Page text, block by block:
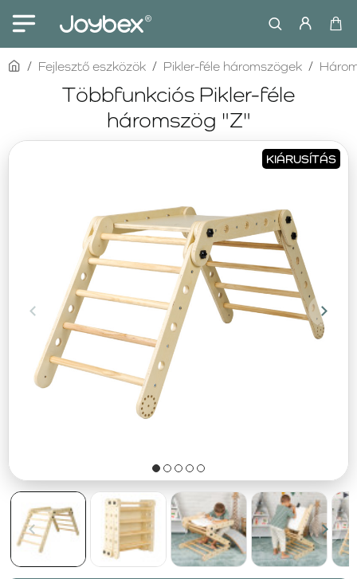
Többfunkciós Pikler-féle
háromszög "Z"
homeFejlesztő eszközök Pikler-féle háromszögek
KIÁRUSÍTÁS